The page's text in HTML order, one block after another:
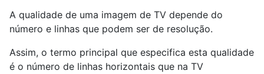
A qualidade de uma imagem de TV depende do
número e linhas que podem ser de resolução.
Assim, o termo principal que especifica esta qualidade
é o número de linhas horizontais que na TV